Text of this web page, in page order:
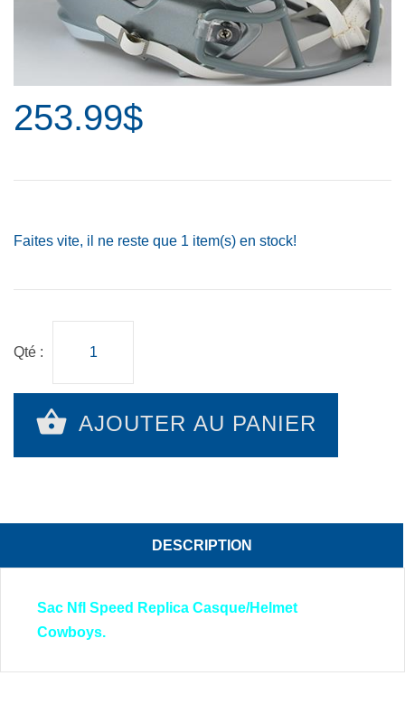
253.99$
Faites vite, il ne reste que 1 item(s) en stock!
Qté :
AJOUTER AU PANIER
DESCRIPTION
Sac Nfl Speed Replica Casque/Helmet
Cowboys.